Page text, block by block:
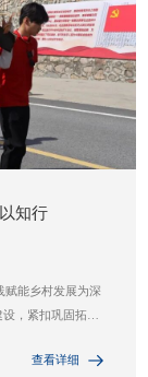
知行
赋能乡村发展为深
，紧扣巩固拓展
查看详细